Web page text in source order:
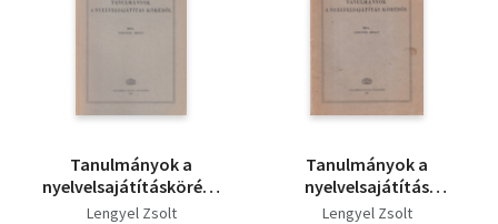
Tanulmányok a
nyelvelsajátításköréből
(Nyelvtudományi
Lengyel Zsolt
Tanulmányok a
nyelvelsajátítás
köréből
Lengyel Zsolt